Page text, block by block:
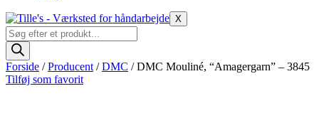
X
Products
search
Forside /Producent /DMC / DMC Mouliné, “Amagergarn” – 3845
Tilføj som favorit